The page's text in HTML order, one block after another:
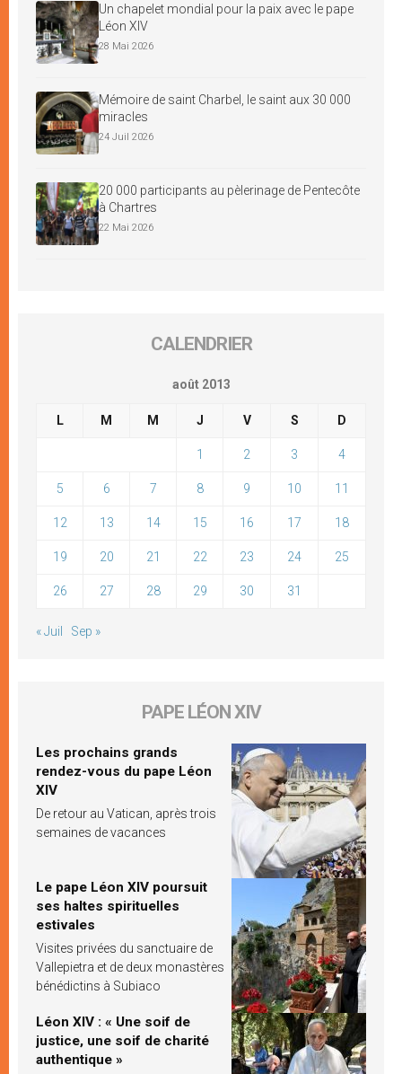
Un chapelet mondial pour la paix avec le pape
Léon XIV
28 Mai 2026
Mémoire de saint Charbel, le saint aux 30 000
miracles
24 Juil 2026
20 000 participants au pèlerinage de Pentecôte
à Chartres
22 Mai 2026
CALENDRIER
août 2013
L M M J V S D
1 2 3 4
5 6 7 8 9 10 11
12 13 14 15 16 17 18
19 20 21 22 23 24 25
26 27 28 29 30 31
« Juil Sep »
PAPE LÉON XIV
Les prochains grands
rendez-vous du pape Léon
XIV
De retour au Vatican, après trois
semaines de vacances
Le pape Léon XIV poursuit
ses haltes spirituelles
estivales
Visites privées du sanctuaire de
Vallepietra et de deux monastères
bénédictins à Subiaco
Léon XIV : « Une soif de
justice, une soif de charité
authentique »